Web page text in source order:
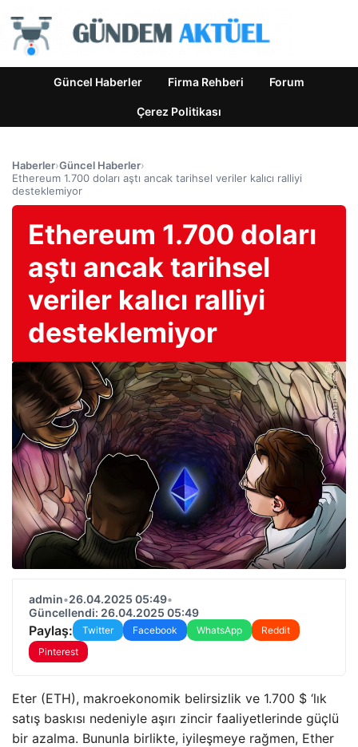
Güncel Haberler Firma Rehberi Forum
Çerez Politikası
Haberler›Güncel Haberler›
Ethereum 1.700 doları aştı ancak tarihsel veriler kalıcı ralliyi
desteklemiyor
Ethereum 1.700 doları
aştı ancak tarihsel
veriler kalıcı ralliyi
desteklemiyor
admin•26.04.2025 05:49•
Güncellendi: 26.04.2025 05:49
Paylaş: Twitter Facebook WhatsApp
Reddit
Pinterest
Eter (ETH), makroekonomik belirsizlik ve 1.700 $ ‘lık
satış baskısı nedeniyle aşırı zincir faaliyetlerinde güçlü
bir azalma. Bununla birlikte, iyileşmeye rağmen, Ether